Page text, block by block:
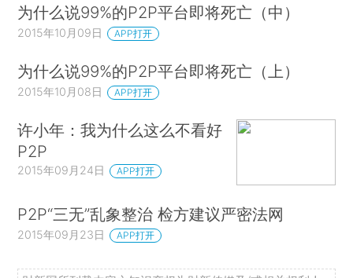
为什么说99%的P2P平台即将死亡（中）
2015年10月09日 APP打开
为什么说99%的P2P平台即将死亡（上）
2015年10月08日 APP打开
许小年：我为什么这么不看好
P2P
2015年09月24日 APP打开
P2P“三无”乱象整治 检方建议严密法网
2015年09月23日 APP打开